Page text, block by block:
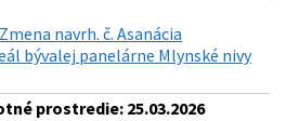
navrh. č. Asanácia
bývalej panelárne Mlynské nivy
prostredie: 25.03.2026